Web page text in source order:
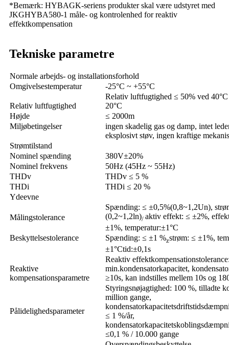
*Bemærk: HYBAGK-seriens produkter skal være udstyret med
JKGHYBA580-1 måle- og kontrolenhed for reaktiv
effektkompensation
Tekniske parametre
Normale arbejds- og installationsforhold
Omgivelsestemperatur
-25°C ~ +55°C
Relativ luftfugtighed
Relativ luftfugtighed ≤ 50% ved
20°C
Højde
≤ 2000m
Miljøbetingelser
ingen skadelig gas og damp, intet
eksplosivt støv, ingen kraftige
Strømtilstand
Nominel spænding
380V±20%
Nominel frekvens
50Hz (45Hz ~ 55Hz)
THDv
THDv ≤ 5 %
THDi
THDi ≤ 20 %
Ydeevne
Målingstolerance
Spænding: ≤ ±0,5%(0,8~1,2Un),
(0,2~1,2ln)/ aktiv effekt: ≤ ±2%,
±1%, temperatur:±1°C
Beskyttelsestolerance
Spænding: ≤ ±1 %zstrøm: ≤ ±1%,
±1°Ctid:±0,1s
Reaktive
kompensationsparametre
Reaktiv
min.kondensatorkapacitet,
≥10s, kan indstilles mellem 10s og
Pålidelighedsparameter
Styringsnøjagtighed: 100 %, tilladte
million gange,
≤ 1 %/år,
≤0,1 % / 10.000 gange